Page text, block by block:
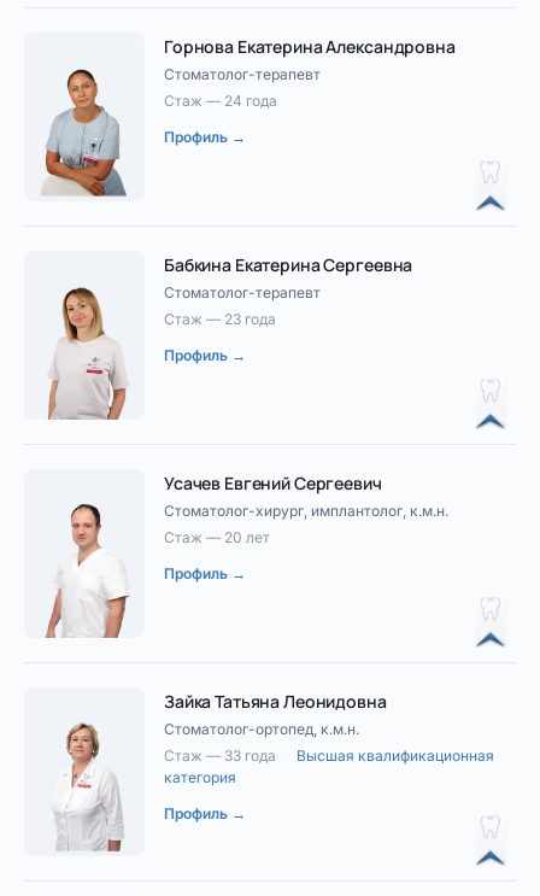
Горнова Екатерина Александровна
Стоматолог-терапевт
Стаж — 24 года
Профиль →
Бабкина Екатерина Сергеевна
Стоматолог-терапевт
Стаж — 23 года
Профиль →
Усачев Евгений Сергеевич
Стоматолог-хирург, имплантолог, к.м.н.
Стаж — 20 лет
Профиль →
Зайка Татьяна Леонидовна
Стоматолог-ортопед, к.м.н.
Стаж — 33 года · Высшая квалификационная
категория
Профиль →